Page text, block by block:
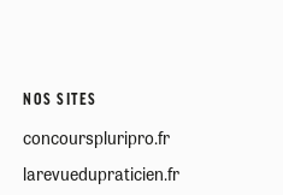
NOS SITES
concourspluripro.fr
larevuedupraticien.fr